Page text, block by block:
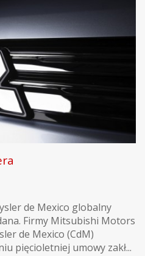
de Mexico globalny
Firmy Mitsubishi Motors
de Mexico (CdM)
pięcioletniej umowy zakł...